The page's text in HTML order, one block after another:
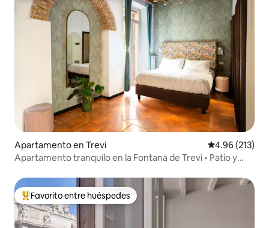
Apartamento en Trevi Calificación
4.96 (213)
Apartamento tranquilo en la Fontana de Trevi • Patio y
Favorito entre huéspedes preferido
Favorito entre huéspedes